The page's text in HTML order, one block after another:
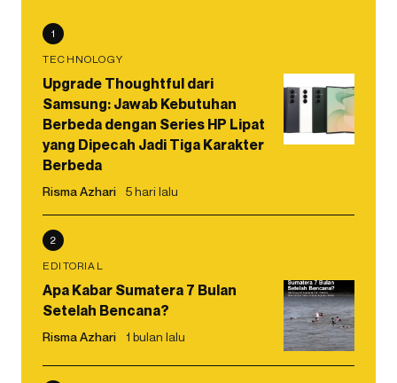
1
TECHNOLOGY
Upgrade Thoughtful dari
Samsung: Jawab Kebutuhan
Berbeda dengan Series HP Lipat
yang Dipecah Jadi Tiga Karakter
Berbeda
Risma Azhari 5 hari lalu
2
EDITORIAL
Apa Kabar Sumatera 7 Bulan
Setelah Bencana?
Risma Azhari 1 bulan lalu